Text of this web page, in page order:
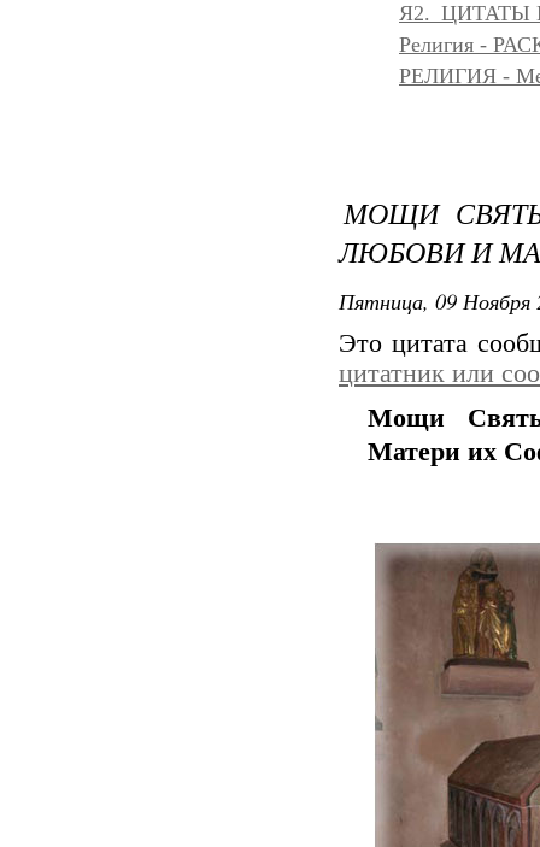
Религия -
РЕЛИГИЯ -
МОЩИ
ЛЮБОВИ И
Пятница, 09 Ноября
Это цитата
цитатник или
Мощи
Матери их